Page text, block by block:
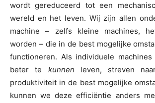
wordt gereduceerd tot een
wereld en het leven. Wij zijn allen
machine – zelfs kleine machines,
worden – die in de best mogelijke
functioneren. Als individuele
beter te kunnen leven, streven
produktiviteit in de best mogelijke
kunnen we deze efficiëntie anders